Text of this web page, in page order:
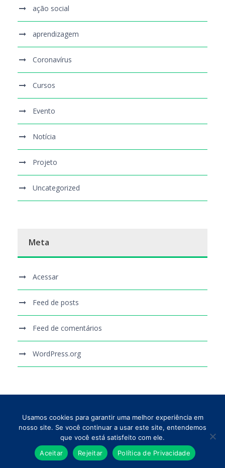
ação social
aprendizagem
Coronavírus
Cursos
Evento
Notícia
Projeto
Uncategorized
Meta
Acessar
Feed de posts
Feed de comentários
WordPress.org
Usamos cookies para garantir uma melhor experiência em
nosso site. Se você continuar a usar este site, entendemos
que você está satisfeito com ele.
Aceitar
Rejeitar Política de Privacidade